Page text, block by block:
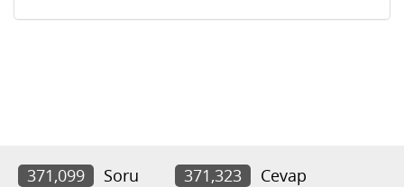
371,099 Soru 371,323
Cevap